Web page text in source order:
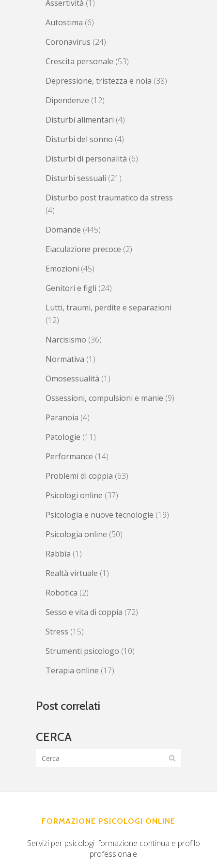
Assertività (1)
Autostima (6)
Coronavirus (24)
Crescita personale (53)
Depressione, tristezza e noia (38)
Dipendenze (12)
Disturbi alimentari (4)
Disturbi del sonno (4)
Disturbi di personalità (6)
Disturbi sessuali (21)
Disturbo post traumatico da stress
(4)
Domande (445)
Eiaculazione precoce (2)
Emozioni (45)
Genitori e figli (24)
Lutti, traumi, perdite e separazioni
(12)
Narcisismo (36)
Normativa (1)
Omosessualità (1)
Ossessioni, compulsioni e manie (9)
Paranoia (4)
Patologie (11)
Performance (14)
Problemi di coppia (63)
Psicologi online (37)
Psicologia e nuove tecnologie (19)
Psicologia online (50)
Rabbia (1)
Realtà virtuale (1)
Robotica (2)
Sesso e vita di coppia (72)
Stress (15)
Strumenti psicologo (10)
Terapia online (17)
Post correlati
CERCA
FORMAZIONE PSICOLOGI ONLINE
Servizi per psicologi: formazione continua e profilo
professionale